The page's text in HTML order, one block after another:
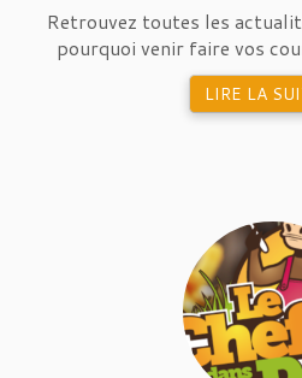
Retrouvez toutes les
pourquoi venir faire vos
LIRE LA